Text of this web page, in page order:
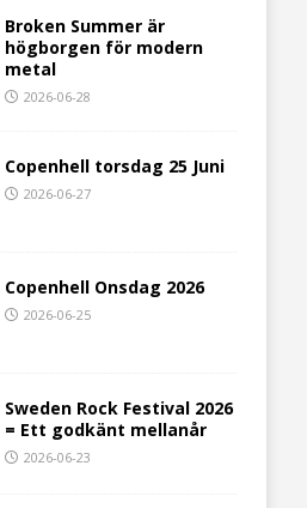
Broken Summer är
högborgen för modern
metal
2026-06-28
Copenhell torsdag 25 Juni
2026-06-27
Copenhell Onsdag 2026
2026-06-25
Sweden Rock Festival 2026
= Ett godkänt mellanår
2026-06-23